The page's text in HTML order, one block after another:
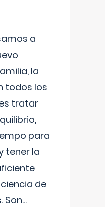
a
la
todos los
tratar
para
tener la
de
Son...